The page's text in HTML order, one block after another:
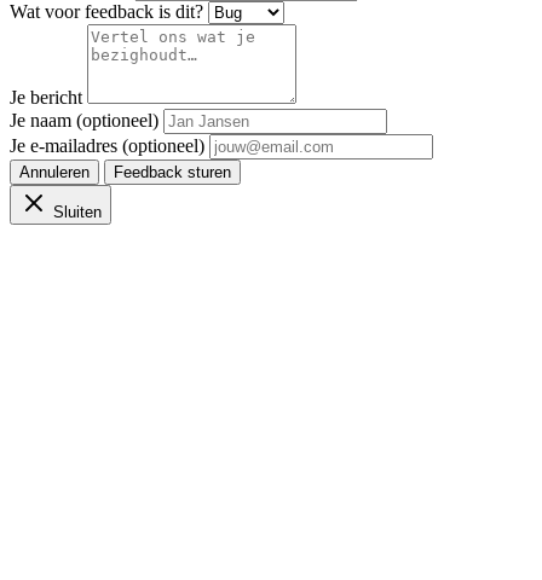
Wat voor feedback is dit?
Je bericht
Je naam (optioneel)
Je e-mailadres (optioneel)
Annuleren Feedback sturen
Sluiten